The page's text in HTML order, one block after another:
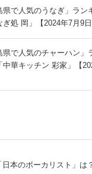
県で人気のうなぎ」ラ
ぎ処 岡」【2024年7月9日
県で人気のチャーハン
中華キッチン 彩家」【
本のボーカリスト」は